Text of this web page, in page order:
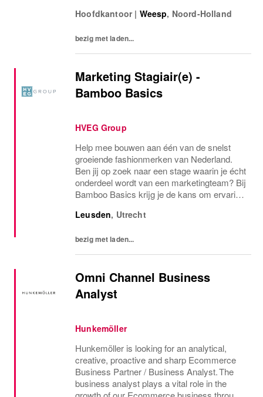
ons hoofdkantoor in Weesp werken...
Hoofdkantoor | Weesp, Noord-Holland
bezig met laden...
Marketing Stagiair(e) -
Bamboo Basics
HVEG Group
Help mee bouwen aan één van de snelst
groeiende fashionmerken van Nederland.
Ben jij op zoek naar een stage waarin je écht
onderdeel wordt van een marketingteam? Bij
Bamboo Basics krijg je de kans om ervaring
mailmarketing, e-commerce én sales.
Leusden, Utrecht
bezig met laden...
Omni Channel Business
Analyst
Hunkemöller
Hunkemöller is looking for an analytical,
creative, proactive and sharp Ecommerce
Business Partner / Business Analyst. The
business analyst plays a vital role in the